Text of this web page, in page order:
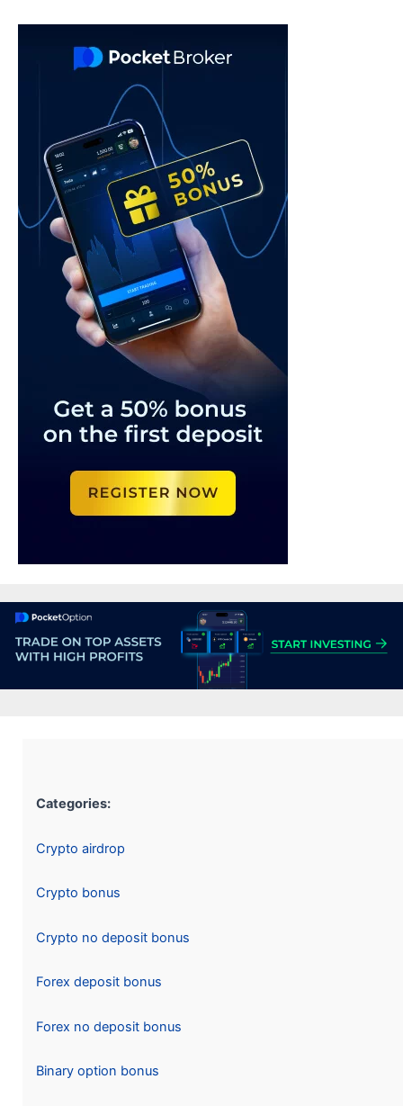
Categories:
Crypto airdrop
Crypto bonus
Crypto no deposit bonus
Forex deposit bonus
Forex no deposit bonus
Binary option bonus